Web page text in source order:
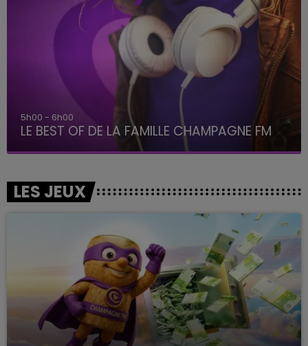
5h00 - 6h00
LE BEST OF DE LA FAMILLE CHAMPAGNE FM
LES JEUX